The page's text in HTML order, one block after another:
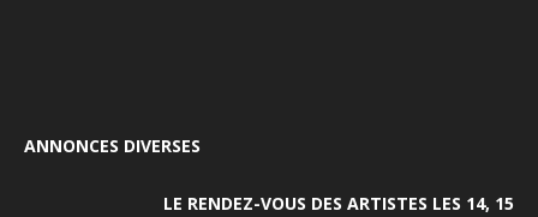
ANNONCES DIVERSES
LE RENDEZ-VOUS DES ARTISTES LES 14, 15